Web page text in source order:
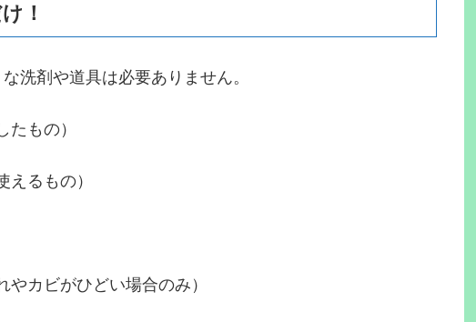
！
洗剤や道具は必要ありません。
もの）
るもの）
やカビがひどい場合のみ）